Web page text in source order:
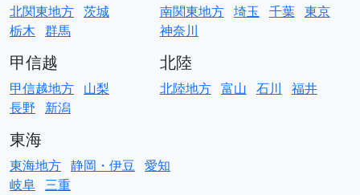
北関東地方 茨城
栃木 群馬
南関東地方 埼玉 千葉 東京
神奈川
甲信越
甲信越地方 山梨
長野
新潟
北陸
北陸地方 富山 石川 福井
東海
東海地方 静岡・伊豆 愛知
岐阜 三重